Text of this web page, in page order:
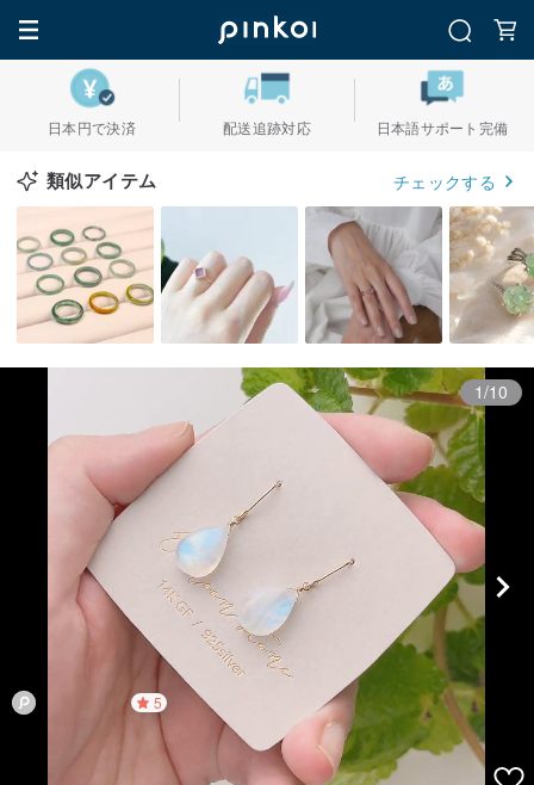
日本円で決済 配送追跡対応 日本語サポート完備
類似アイテム チェックする
1/10
5